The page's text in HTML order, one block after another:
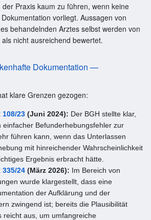
Praxis kaum zu führen, wenn keine
vorliegt. Aussagen von
behandelnden Arztes selbst werden von
nicht ausreichend bewertet.
Dokumentation —
klare Grenzen gezogen:
108/23 (Juni 2024): Der BGH stellte klar,
einfacher Befunderhebungsfehler zur
führen kann, wenn das Unterlassen
mit hinreichender Wahrscheinlichkeit
Ergebnis erbracht hätte.
335/24 (März 2026): Im Bereich von
wurde klargestellt, dass eine
der Aufklärung und der
zwingend ist; bereits die Plausibilität
reicht aus, um umfangreiche